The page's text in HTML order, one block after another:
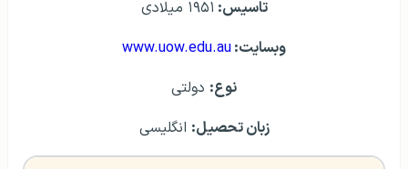
تاسيس: ۱۹۵۱ ميلادی
وبسايت:www.uow.edu.au
نوع: دولتی
زبان تحصيل: انگلیسی